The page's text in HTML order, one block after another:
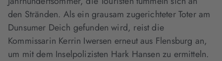
den Stränden. Als ein grausam zugerichteter Toter am
Dunsumer Deich gefunden wird, reist die
Kommissarin Kerrin Iwersen erneut aus Flensburg an,
um mit dem Inselpolizisten Hark Hansen zu ermitteln.